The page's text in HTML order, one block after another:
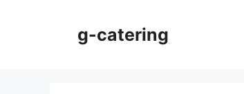
g-catering